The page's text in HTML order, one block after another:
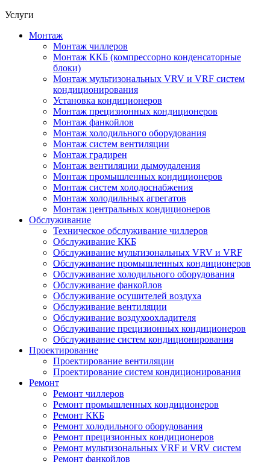
Услуги
Монтаж
Монтаж чиллеров
Монтаж ККБ (компрессорно конденсаторные
блоки)
Монтаж мультизональных VRV и VRF систем
кондиционирования
Установка кондиционеров
Монтаж прецизионных кондиционеров
Монтаж фанкойлов
Монтаж холодильного оборудования
Монтаж систем вентиляции
Монтаж градирен
Монтаж вентиляции дымоудаления
Монтаж промышленных кондиционеров
Монтаж систем холодоснабжения
Монтаж холодильных агрегатов
Монтаж центральных кондиционеров
Обслуживание
Техническое обслуживание чиллеров
Обслуживание ККБ
Обслуживание мультизональных VRV и VRF
Обслуживание промышленных кондиционеров
Обслуживание холодильного оборудования
Обслуживание фанкойлов
Обслуживание осушителей воздуха
Обслуживание вентиляции
Обслуживание воздухоохладителя
Обслуживание прецизионных кондиционеров
Обслуживание систем кондиционирования
Проектирование
Проектирование вентиляции
Проектирование систем кондиционирования
Ремонт
Ремонт чиллеров
Ремонт промышленных кондиционеров
Ремонт ККБ
Ремонт холодильного оборудования
Ремонт прецизионных кондиционеров
Ремонт мультизональных VRF и VRV систем
Ремонт фанкойлов